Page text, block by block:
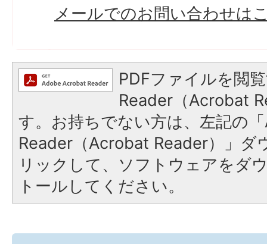
メールでのお問い合わせは
PDFファイルを閲
Reader（Acrobat
す。お持ちでない方は、左記の
Reader（Acrobat Reader）」ダ
リックして、ソフトウェアをダ
トールしてください。